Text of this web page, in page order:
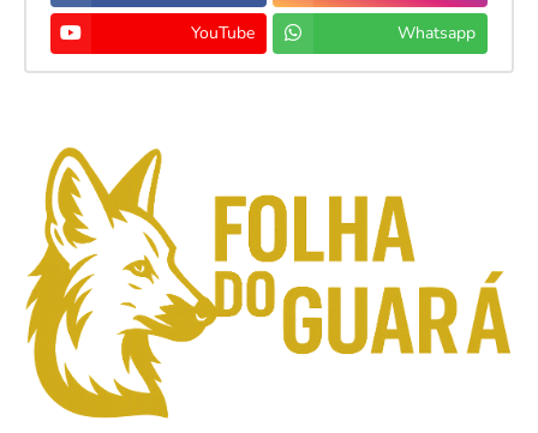
YouTube Whatsapp